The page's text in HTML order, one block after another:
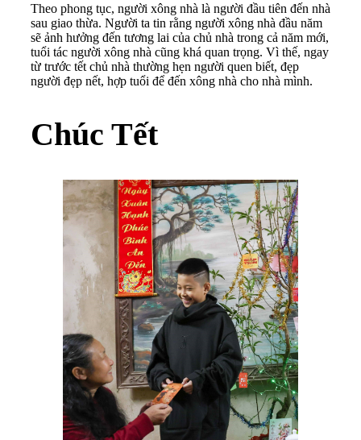
Theo phong tục, người xông nhà là người đầu tiên đến nhà
sau giao thừa. Người ta tin rằng người xông nhà đầu năm
sẽ ảnh hưởng đến tương lai của chủ nhà trong cả năm mới,
tuổi tác người xông nhà cũng khá quan trọng. Vì thế, ngay
từ trước tết chủ nhà thường hẹn người quen biết, đẹp
người đẹp nết, hợp tuổi để đến xông nhà cho nhà mình.
Chúc Tết